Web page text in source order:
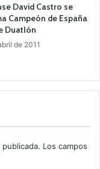
David Castro se
Campeón de España
Duatlón
de 2011
Los campos